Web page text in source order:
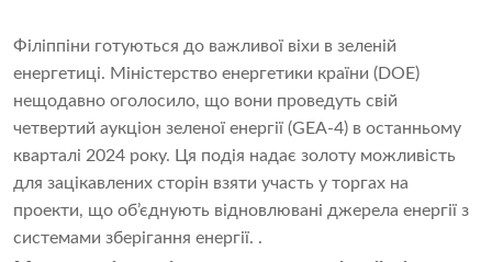
Філіппіни готуються до важливої ​​віхи в зеленій
енергетиці. Міністерство енергетики країни (DOE)
нещодавно оголосило, що вони проведуть свій
четвертий аукціон зеленої енергії (GEA-4) в останньому
кварталі 2024 року. Ця подія надає золоту можливість
для зацікавлених сторін взяти участь у торгах на
проекти, що об’єднують відновлювані джерела енергії з
системами зберігання енергії. .